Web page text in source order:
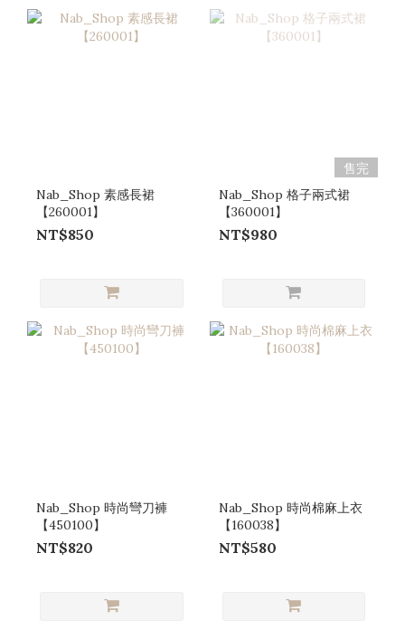
Nab_Shop 素感長裙
【260001】
NT$850
售完
Nab_Shop 格子兩式裙
【360001】
NT$980
Nab_Shop 時尚彎刀褲
【450100】
NT$820
Nab_Shop 時尚棉麻上衣
【160038】
NT$580